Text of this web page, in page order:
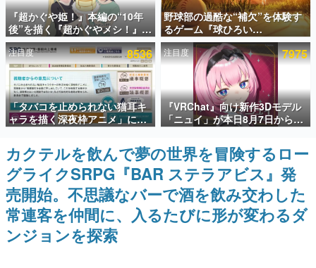
アプリセール情報
インタビュー
連載・特集一覧
殿堂入り記事
SNS拡散数が数千以上！ ページビュー数万以上！ などな
ど。多くの人々に読まれた、電ファミ渾身の“殿堂入り”記
事をまとめました。
ゲームの企画書
名作ゲームクリエイターの方々に製作時のエピソードをお
聞きし、ヒットする企画（ゲーム）とは何か？を探ってい
きます。
赫本
この物語を解いてはいけない。『赫本』は、〈試験問題〉
の形をした短編ホラー小説集です。
『超かぐや姫！』本編の“10年
後”を描く『超かぐやメシ！』
Web連載決定。新たなWebマン
ガレーベル「ビビビコミック」
にて特別話が掲載スタート、あ
のお話には…まだ続きがある！
野球部の過酷な“補欠”を体験す
るゲーム『球ひろい
Simulator』が「1件」のウィッ
シュリストをもとにチェコ語に
対応しSNSで話題に。『キング
ダム・カム』開発元やチェコの
プロ野球選手から称賛の声
注目度 8536
「タバコを止められない猫耳キ
ャラを描く深夜枠アニメ」に視
聴者の一部から批判意見。違法
薬物の使用と思しき描写も含め
て、BPOが議論を交わす
注目度 7975
『VRChat』向け新作3Dモデル
「ニュイ」が本日8月7日から
BOOTHにて発売。瞳に光る星
や感情豊かな表情が、小悪魔か
わいい
カクテルを飲んで夢の世界を冒険するロー
グライクSRPG『BAR ステラアビス』発
売開始。不思議なバーで酒を飲み交わした
常連客を仲間に、入るたびに形が変わるダ
ンジョンを探索